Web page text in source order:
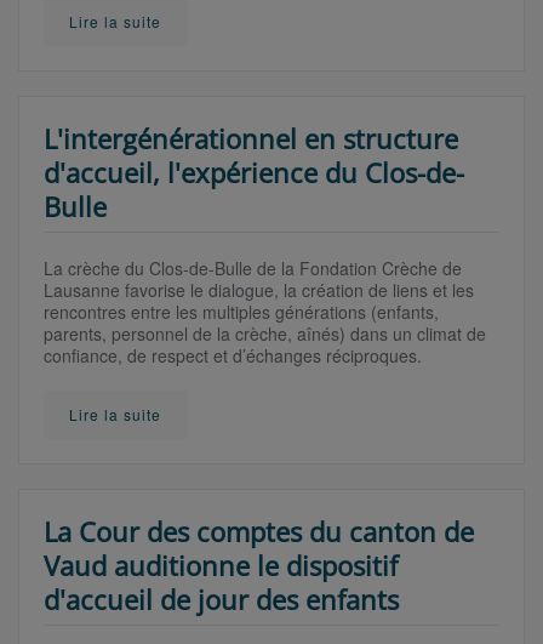
Lire la suite
L'intergénérationnel en structure
d'accueil, l'expérience du Clos-de-
Bulle
La crèche du Clos-de-Bulle de la Fondation Crèche de
Lausanne favorise le dialogue, la création de liens et les
rencontres entre les multiples générations (enfants,
parents, personnel de la crèche, aînés) dans un climat de
confiance, de respect et d’échanges réciproques.
Lire la suite
La Cour des comptes du canton de
Vaud auditionne le dispositif
d'accueil de jour des enfants